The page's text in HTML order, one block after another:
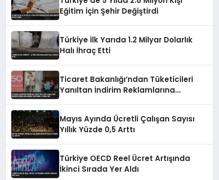
Eğitim İçin Şehir Değiştirdi
Türkiye İlk Yarıda 1.2 Milyar Dolarlık
Halı İhraç Etti
Ticaret Bakanlığı’ndan Tüketicileri
Yanıltan İndirim Reklamlarına
Mayıs Ayında Ücretli Çalışan Sayısı
Yıllık Yüzde 0,5 Arttı
Türkiye OECD Reel Ücret Artışında
İkinci Sırada Yer Aldı